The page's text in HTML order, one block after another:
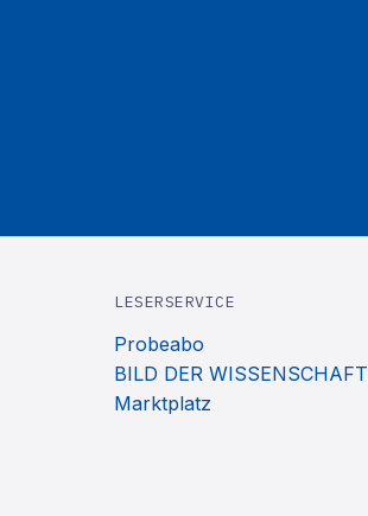
LESERSERVICE
Probeabo
BILD DER WISSENSCHAFT
Marktplatz